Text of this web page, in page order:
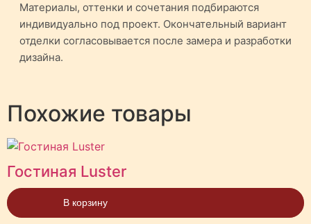
Материалы, оттенки и сочетания подбираются
индивидуально под проект. Окончательный вариант
отделки согласовывается после замера и разработки
дизайна.
Похожие товары
Гостиная Luster
В корзину